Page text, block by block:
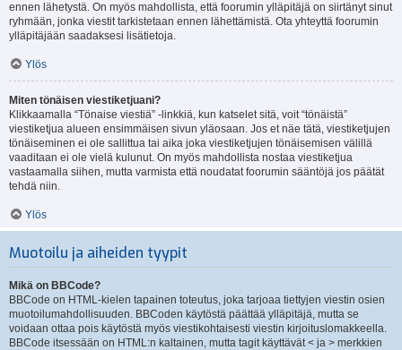
ennen lähetystä. On myös mahdollista, että foorumin ylläpitäjä on siirtänyt sinut
ryhmään, jonka viestit tarkistetaan ennen lähettämistä. Ota yhteyttä foorumin
ylläpitäjään saadaksesi lisätietoja.
Ylös
Miten tönäisen viestiketjuani?
Klikkaamalla “Tönaise viestiä” -linkkiä, kun katselet sitä, voit “tönäistä”
viestiketjua alueen ensimmäisen sivun yläosaan. Jos et näe tätä, viestiketjujen
tönäiseminen ei ole sallittua tai aika joka viestiketjujen tönäisemisen välillä
vaaditaan ei ole vielä kulunut. On myös mahdollista nostaa viestiketjua
vastaamalla siihen, mutta varmista että noudatat foorumin sääntöjä jos päätät
tehdä niin.
Ylös
Muotoilu ja aiheiden tyypit
Mikä on BBCode?
BBCode on HTML-kielen tapainen toteutus, joka tarjoaa tiettyjen viestin osien
muotoilumahdollisuuden. BBCoden käytöstä päättää ylläpitäjä, mutta se
voidaan ottaa pois käytöstä myös viestikohtaisesti viestin kirjoituslomakkeella.
BBCode itsessään on HTML:n kaltainen, mutta tagit käyttävät < ja > merkkien